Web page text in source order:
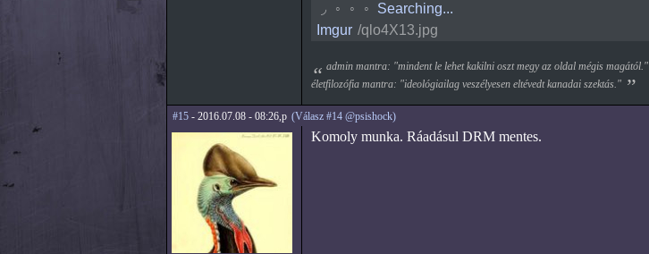
◡ ◦ ◦ ◦
Searching...
Imgur /qlo4X13.jpg
admin mantra: "mindent le lehet kakilni oszt megy az oldal mégis magától."
életfilozófia mantra: "ideológiailag veszélyesen eltévedt kanadai szektás."
#15- 2016.07.08 - 08:26,p (Válasz #14 @psishock)
Komoly munka. Ráadásul DRM mentes.